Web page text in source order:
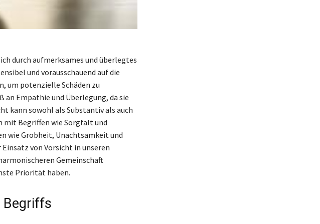
durch aufmerksames und überlegtes
und vorausschauend auf die
um potenzielle Schäden zu
an Empathie und Überlegung, da sie
kann sowohl als Substantiv als auch
mit Begriffen wie Sorgfalt und
wie Grobheit, Unachtsamkeit und
von Vorsicht in unseren
Gemeinschaft
Priorität haben.
Begriffs